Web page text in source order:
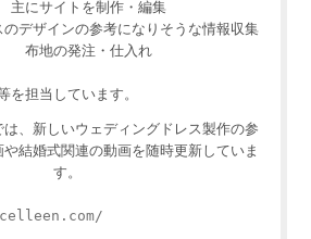
主にサイトを制作・編集
のデザインの参考になりそうな情報収集
布地の発注・仕入れ
を担当しています。
、新しいウェディングドレス製作の参
結婚式関連の動画を随時更新していま
す。